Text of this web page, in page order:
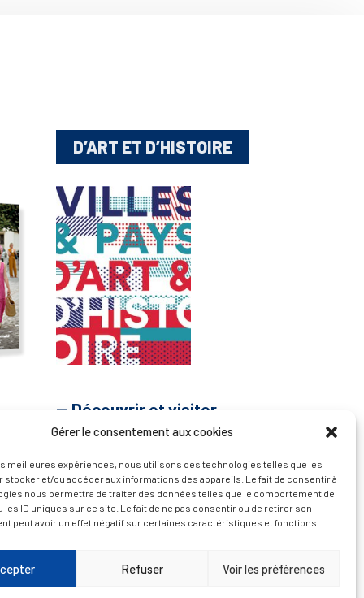
Gérer le consentement aux cookies
meilleures expériences, nous utilisons des technologies telles que les
stocker et/ou accéder aux informations des appareils. Le fait de consentir à
nous permettra de traiter des données telles que le comportement de
les ID uniques sur ce site. Le fait de ne pas consentir ou de retirer son
peut avoir un effet négatif sur certaines caractéristiques et fonctions.
Refuser Voir les préférences
D’ART ET D’HISTOIRE
— Découvrir et visiter